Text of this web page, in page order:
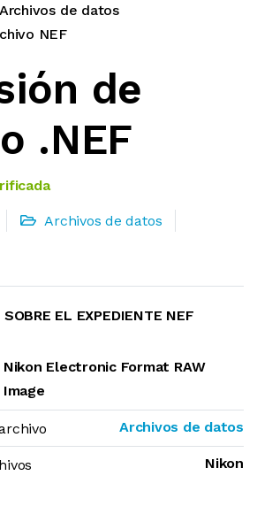
Archivos de datos
NEF
de
.NEF
Archivos de datos
EL EXPEDIENTE NEF
Nikon Electronic Format RAW
Image
Archivos de datos
Nikon